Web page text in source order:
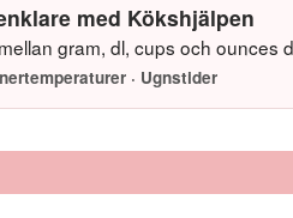
med Kökshjälpen
gram, dl, cups och ounces
· Ugnstider